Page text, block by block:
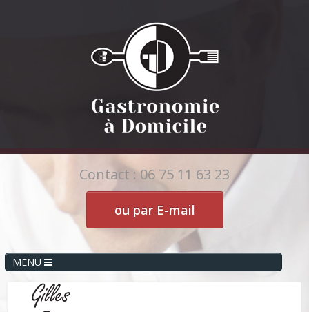
Contact : 06 75 11 63 23
ou par E-mail
MENU